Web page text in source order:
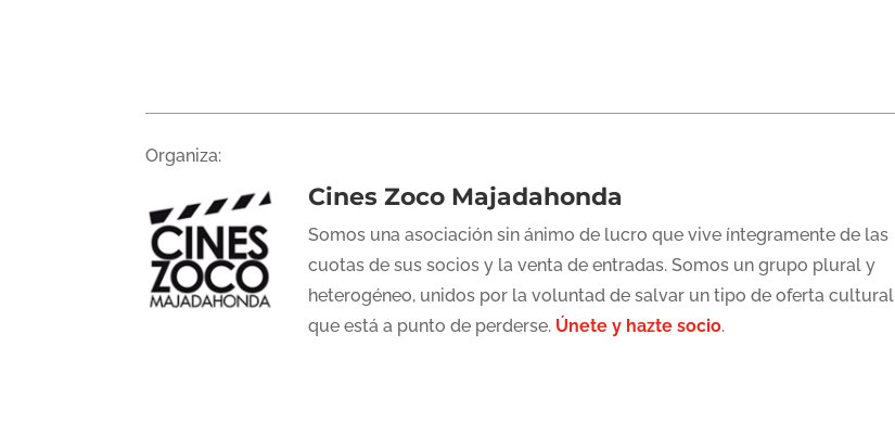
Organiza:
Cines Zoco Majadahonda
Somos una asociación sin ánimo de lucro que vive íntegramente de las
cuotas de sus socios y la venta de entradas. Somos un grupo plural y
heterogéneo, unidos por la voluntad de salvar un tipo de oferta cultural
que está a punto de perderse. Únete y hazte socio.